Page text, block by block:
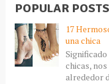
POPULAR POSTS
17
una chica
chicas,
alrededor